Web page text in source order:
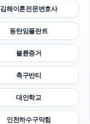
김해이혼전문변호사
동탄임플란트
불륜증거
축구반티
대안학교
인천하수구막힘